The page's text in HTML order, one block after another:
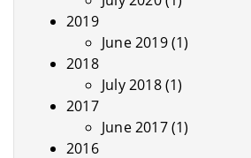
2019
June 2019(1)
2018
July 2018(1)
2017
June 2017(1)
2016